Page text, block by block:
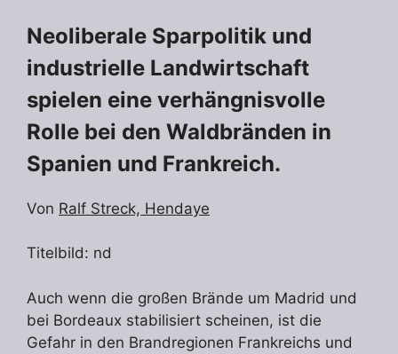
Neoliberale Sparpolitik und
industrielle Landwirtschaft
spielen eine verhängnisvolle
Rolle bei den Waldbränden in
Spanien und Frankreich.
Von Ralf Streck, Hendaye
Titelbild: nd
Auch wenn die großen Brände um Madrid und
bei Bordeaux stabilisiert scheinen, ist die
Gefahr in den Brandregionen Frankreichs und